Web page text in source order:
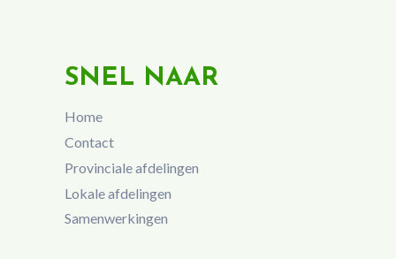
SNEL NAAR
Home
Contact
Provinciale afdelingen
Lokale afdelingen
Samenwerkingen